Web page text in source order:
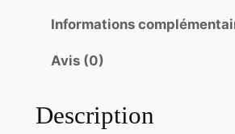
H
Informations
Avis (0)
Description